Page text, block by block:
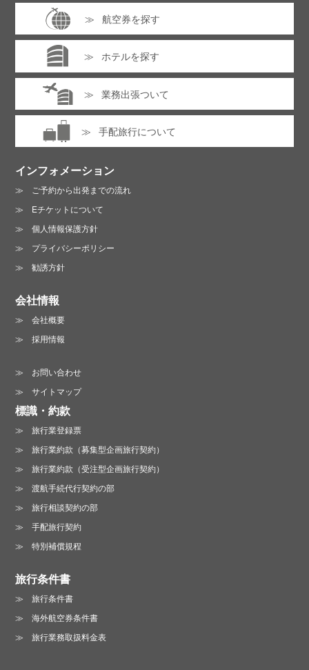
航空券を探す
ホテルを探す
業務出張ついて
手配旅行について
インフォメーション
ご予約から出発までの流れ
Eチケットについて
個人情報保護方針
プライバシーポリシー
勧誘方針
会社情報
会社概要
採用情報
お問い合わせ
サイトマップ
標識・約款
旅行業登録票
旅行業約款（募集型企画旅行契約）
旅行業約款（受注型企画旅行契約）
渡航手続代行契約の部
旅行相談契約の部
手配旅行契約
特別補償規程
旅行条件書
旅行条件書
海外航空券条件書
旅行業務取扱料金表